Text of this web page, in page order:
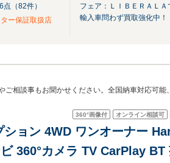
点（82件）
ー保証取扱店
フェア：ＬＩＢＥＲＡＬＡ
輸入車問わず買取強化中！
ご相談事もお聞かせください。全国納車対応可能
360°画像付 オンライン相談可
ョン 4WD ワンオーナー
360°カメラ TV CarPlay BT